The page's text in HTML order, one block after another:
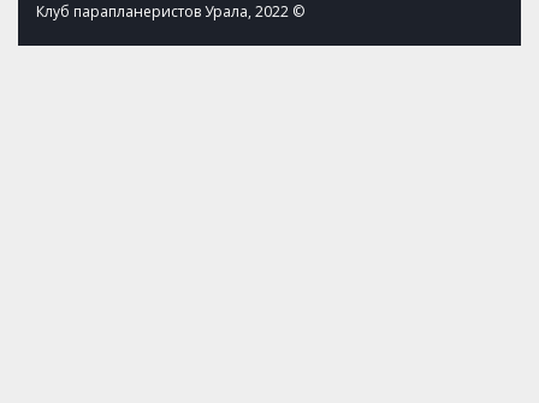
Клуб парапланеристов Урала, 2022 ©